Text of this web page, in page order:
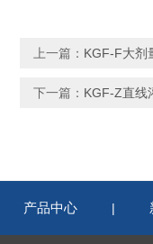
上一篇： KGF-F大剂
下一篇： KGF-Z直线
产品中心 |